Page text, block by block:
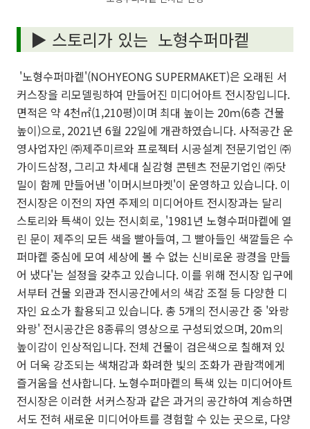
▶ 스토리가 있는 노형수퍼마켙
'노형수퍼마켙'(NOHYEONG SUPERMAKET)은 오래된 서
커스장을 리모델링하여 만들어진 미디어아트 전시장입니다.
면적은 약 4천㎡(1,210평)이며 최대 높이는 20ｍ(6층 건물
높이)으로, 2021년 6월 22일에 개관하였습니다. 사적공간 운
영사업자인 ㈜제주미르와 프로젝터 시공설계 전문기업인 ㈜
가이드삼정, 그리고 차세대 실감형 콘텐츠 전문기업인 ㈜닷
밀이 함께 만들어낸 '이머시브마켓'이 운영하고 있습니다. 이
전시장은 이전의 자연 주제의 미디어아트 전시장과는 달리
스토리와 특색이 있는 전시회로, '1981년 노형수퍼마켙에 열
린 문이 제주의 모든 색을 빨아들여, 그 빨아들인 색깔들은 수
퍼마켙 중심에 모여 세상에 볼 수 없는 신비로운 광경을 만들
어 냈다'는 설정을 갖추고 있습니다. 이를 위해 전시장 입구에
서부터 건물 외관과 전시공간에서의 색감 조절 등 다양한 디
자인 요소가 활용되고 있습니다. 총 5개의 전시공간 중 '와랑
와랑' 전시공간은 8종류의 영상으로 구성되었으며, 20m의
높이감이 인상적입니다. 전체 건물이 검은색으로 칠해져 있
어 더욱 강조되는 색채감과 화려한 빛의 조화가 관람객에게
즐거움을 선사합니다. 노형수퍼마켙의 특색 있는 미디어아트
전시장은 이러한 서커스장과 같은 과거의 공간하여 계승하면
서도 전혀 새로운 미디어아트를 경험할 수 있는 곳으로, 다양